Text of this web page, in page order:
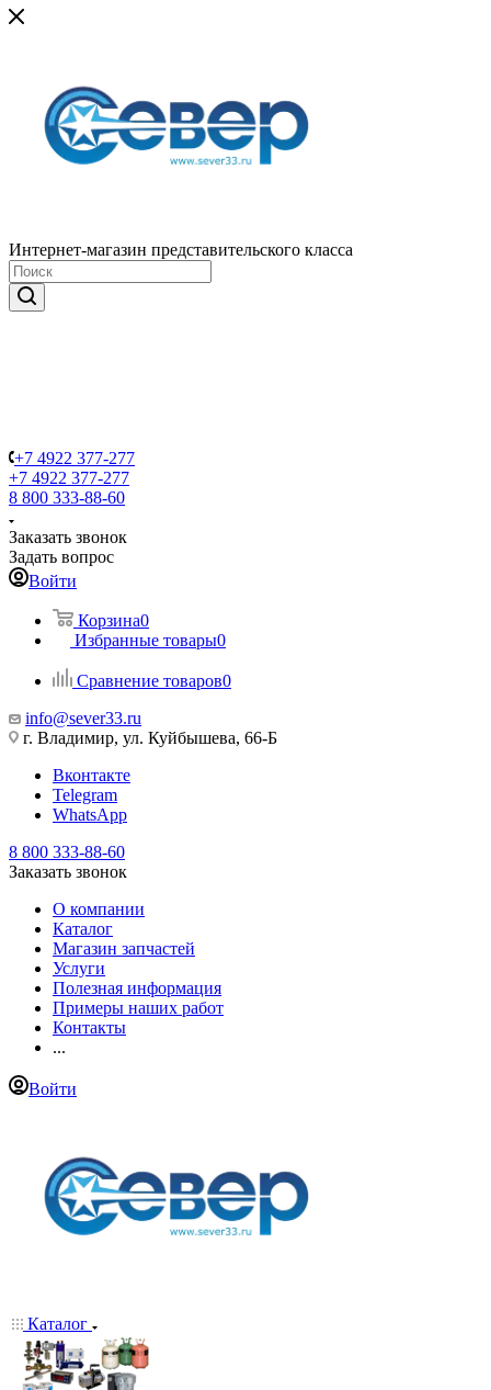
Интернет-магазин представительского класса
+7 4922 377-277
+7 4922 377-277
8 800 333-88-60
Заказать звонок
Задать вопрос
Войти
Корзина0
Избранные товары0
Сравнение товаров0
info@sever33.ru
г. Владимир, ул. Куйбышева, 66-Б
Вконтакте
Telegram
WhatsApp
8 800 333-88-60
Заказать звонок
О компании
Каталог
Магазин запчастей
Услуги
Полезная информация
Примеры наших работ
Контакты
...
Войти
Каталог